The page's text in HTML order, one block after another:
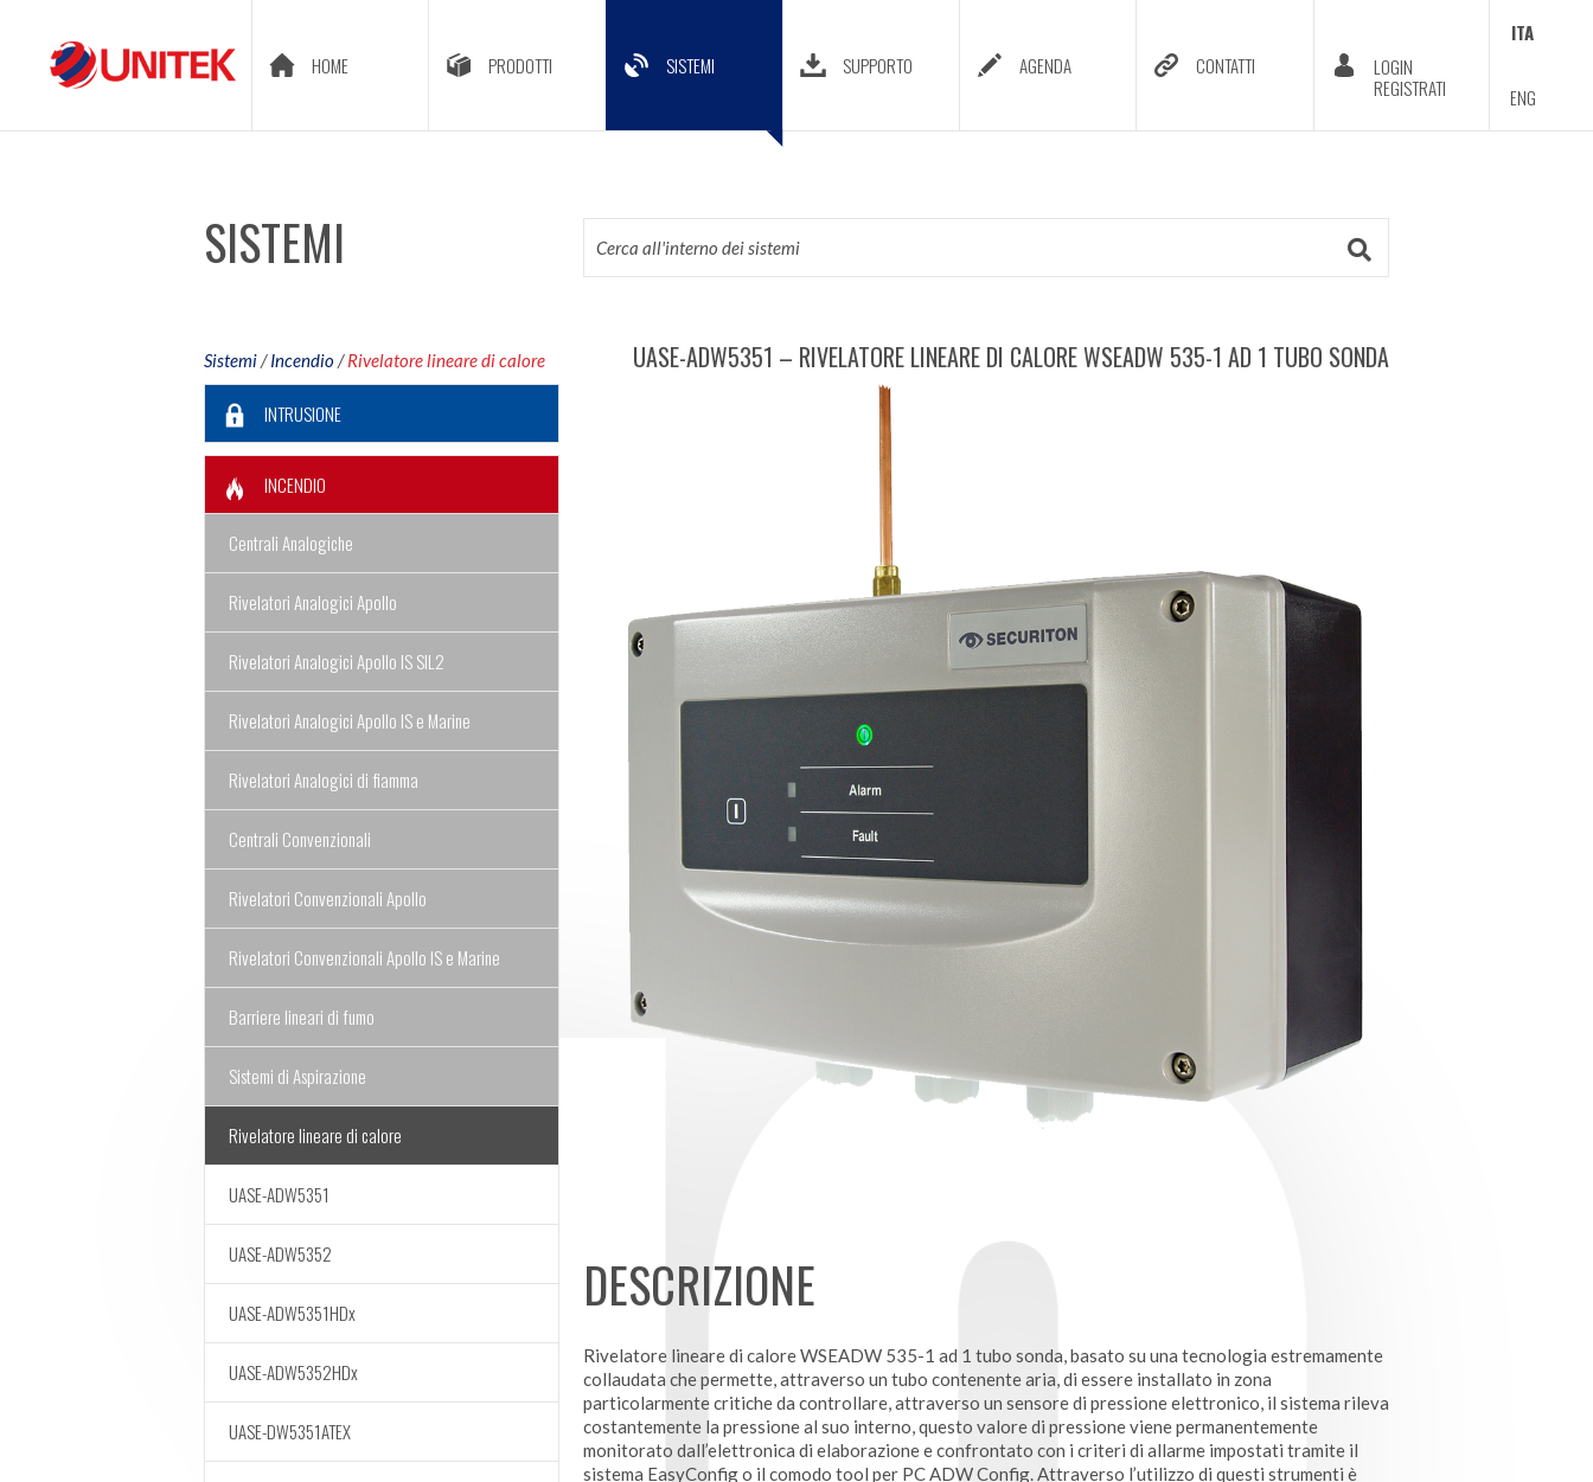
HOME PRODOTTI SISTEMI SUPPORTO AGENDA CONTATTI
LOGIN
REGISTRATI
ITA
ENG
SISTEMI
Sistemi/Incendio/Rivelatore lineare di calore UASE-ADW5351 – RIVELATORE LINEARE DI CALORE WSEADW 535-1 AD 1 TUBO SONDA
DESCRIZIONE
Rivelatore lineare di calore WSEADW 535-1 ad 1 tubo sonda, basato su una tecnologia estremamente
collaudata che permette, attraverso un tubo contenente aria, di essere installato in zona
particolarmente critiche da controllare, attraverso un sensore di pressione elettronico, il sistema rileva
costantemente la pressione al suo interno, questo valore di pressione viene permanentemente
monitorato dall’elettronica di elaborazione e confrontato con i criteri di allarme impostati tramite il
sistema EasyConfig o il comodo tool per PC ADW Config. Attraverso l’utilizzo di questi strumenti è
INTRUSIONE
INCENDIO
Centrali Analogiche
Rivelatori Analogici Apollo
Rivelatori Analogici Apollo IS SIL2
Rivelatori Analogici Apollo IS e Marine
Rivelatori Analogici di fiamma
Centrali Convenzionali
Rivelatori Convenzionali Apollo
Rivelatori Convenzionali Apollo IS e Marine
Barriere lineari di fumo
Sistemi di Aspirazione
Rivelatore lineare di calore
UASE-ADW5351
UASE-ADW5352
UASE-ADW5351HDx
UASE-ADW5352HDx
UASE-DW5351ATEX